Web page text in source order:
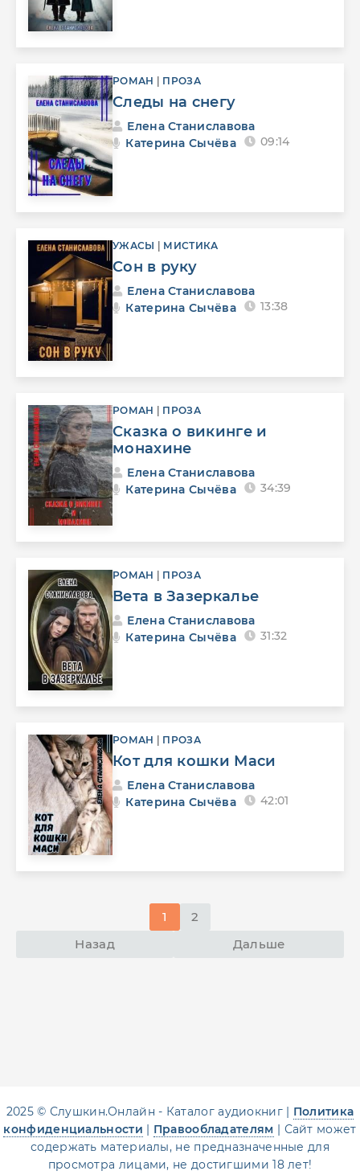
РОМАН ПРОЗА
Следы на снегу
Елена Станиславова
Катерина Сычёва
09:14
УЖАСЫ МИСТИКА
Сон в руку
Елена Станиславова
Катерина Сычёва
13:38
РОМАН ПРОЗА
Сказка о викинге и
монахине
Елена Станиславова
Катерина Сычёва
34:39
РОМАН ПРОЗА
Вета в Зазеркалье
Елена Станиславова
Катерина Сычёва
31:32
РОМАН ПРОЗА
Кот для кошки Маси
Елена Станиславова
Катерина Сычёва
42:01
Назад
1
2
Дальше
2025 © Слушкин.Онлайн - Каталог аудиокниг | Политика
конфиденциальности | Правообладателям | Сайт может
содержать материалы, не предназначенные для
просмотра лицами, не достигшими 18 лет!